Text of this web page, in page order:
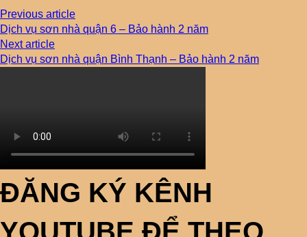
Previous article
Dịch vụ sơn nhà quận 6 – Bảo hành 2 năm
Next article
Dịch vụ sơn nhà quận Bình Thạnh – Bảo hành 2 năm
ĐĂNG KÝ KÊNH